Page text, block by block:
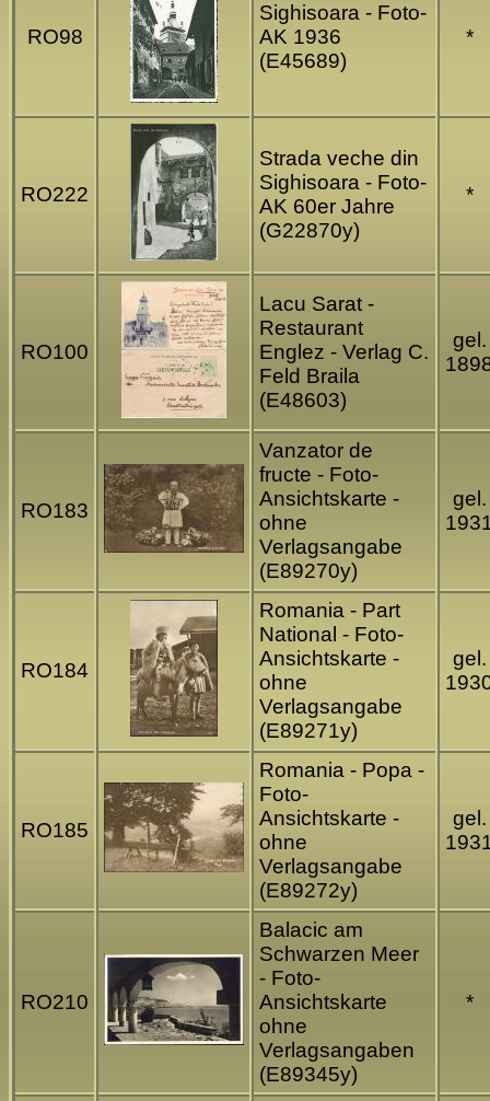
RO98
Sighisoara - Foto-
AK 1936
(E45689)
*
RO222
Strada veche din
Sighisoara - Foto-
AK 60er Jahre
(G22870y)
*
RO100
Lacu Sarat -
Restaurant
Englez - Verlag C.
Feld Braila
(E48603)
gel.
RO183
Vanzator de
fructe - Foto-
Ansichtskarte -
ohne
Verlagsangabe
(E89270y)
gel.
RO184
Romania - Part
National - Foto-
Ansichtskarte -
ohne
Verlagsangabe
(E89271y)
gel.
RO185
Romania - Popa -
Foto-
Ansichtskarte -
ohne
Verlagsangabe
(E89272y)
gel.
RO210
Balacic am
Schwarzen Meer
- Foto-
Ansichtskarte
ohne
Verlagsangaben
(E89345y)
*